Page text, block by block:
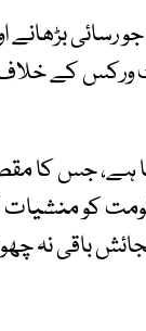
رسائی بڑھانے
ورکس کے
رہا ہے، جس کا
کو
باقی نہ